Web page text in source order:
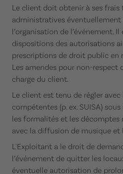
Le client doit obtenir à ses
administratives éventuellement
l’organisation de l’événement.
dispositions des autorisations
prescriptions de droit public en
Les amendes pour non-respect
charge du client.
Le client est tenu de régler
compétentes (p. ex. SUISA)
les formalités et les décomptes
avec la diffusion de musique et
L'Exploitant a le droit de
l’événement de quitter les
éventuelle autorisation de